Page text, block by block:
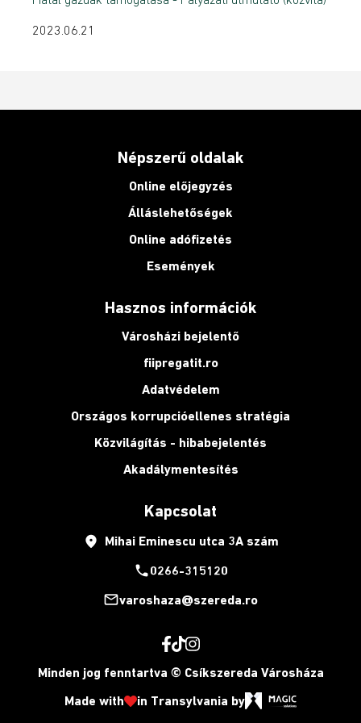
2023.06.21
Népszerű oldalak
Online előjegyzés
Álláslehetőségek
Online adófizetés
Események
Hasznos információk
Városházi bejelentő
fiipregatit.ro
Adatvédelem
Országos korrupcióellenes stratégia
Közvilágítás - hibabejelentés
Akadálymentesítés
Kapcsolat
place Mihai Eminescu utca 3A szám
phone0266-315120
mail_outlinevaroshaza@szereda.ro
Minden jog fenntartva © Csíkszereda Városháza
Made with
in Transylvania by